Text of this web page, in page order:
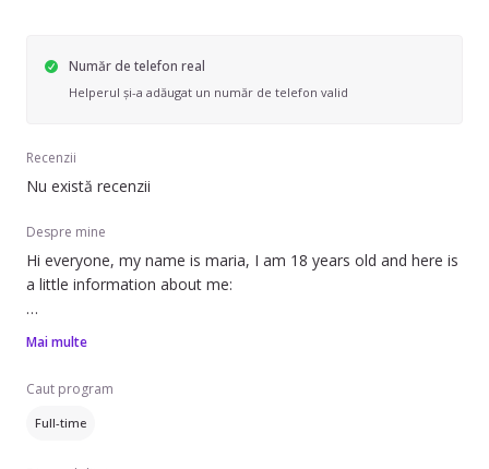
Număr de telefon real
Helperul și-a adăugat un număr de telefon valid
Recenzii
Nu există recenzii
Despre mine
Hi everyone, my name is maria, I am 18 years old and here is
a little information about me:
I am very fond of children and pets. I have recently arrived
old, I am very friendly and sociable. I am confident in English
and easily find a common language with people.
Mai multe
Caut program
Full-time